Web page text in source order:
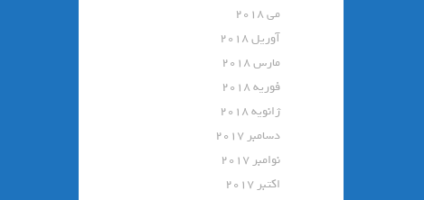
می 2018
آوریل 2018
مارس 2018
فوریه 2018
ژانویه 2018
دسامبر 2017
نوامبر 2017
اکتبر 2017